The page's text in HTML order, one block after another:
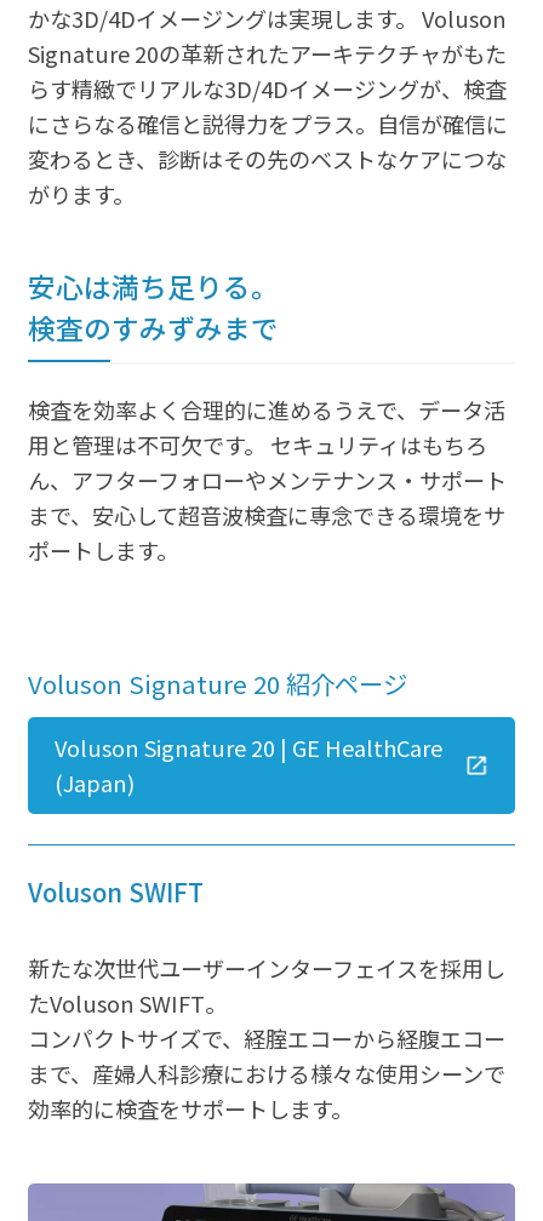
かな3D/4Dイメージングは実現します。 Voluson
Signature 20の革新されたアーキテクチャがもた
らす精緻でリアルな3D/4Dイメージングが、検査
にさらなる確信と説得力をプラス。自信が確信に
変わるとき、診断はその先のベストなケアにつな
がります。
安心は満ち足りる。
検査のすみずみまで
検査を効率よく合理的に進めるうえで、データ活
用と管理は不可欠です。 セキュリティはもちろ
ん、アフターフォローやメンテナンス・サポート
まで、安心して超音波検査に専念できる環境をサ
ポートします。
Voluson Signature 20 紹介ページ
Voluson Signature 20 | GE HealthCare
(Japan)
Voluson SWIFT
新たな次世代ユーザーインターフェイスを採用し
たVoluson SWIFT。
コンパクトサイズで、経腟エコーから経腹エコー
まで、産婦人科診療における様々な使用シーンで
効率的に検査をサポートします。